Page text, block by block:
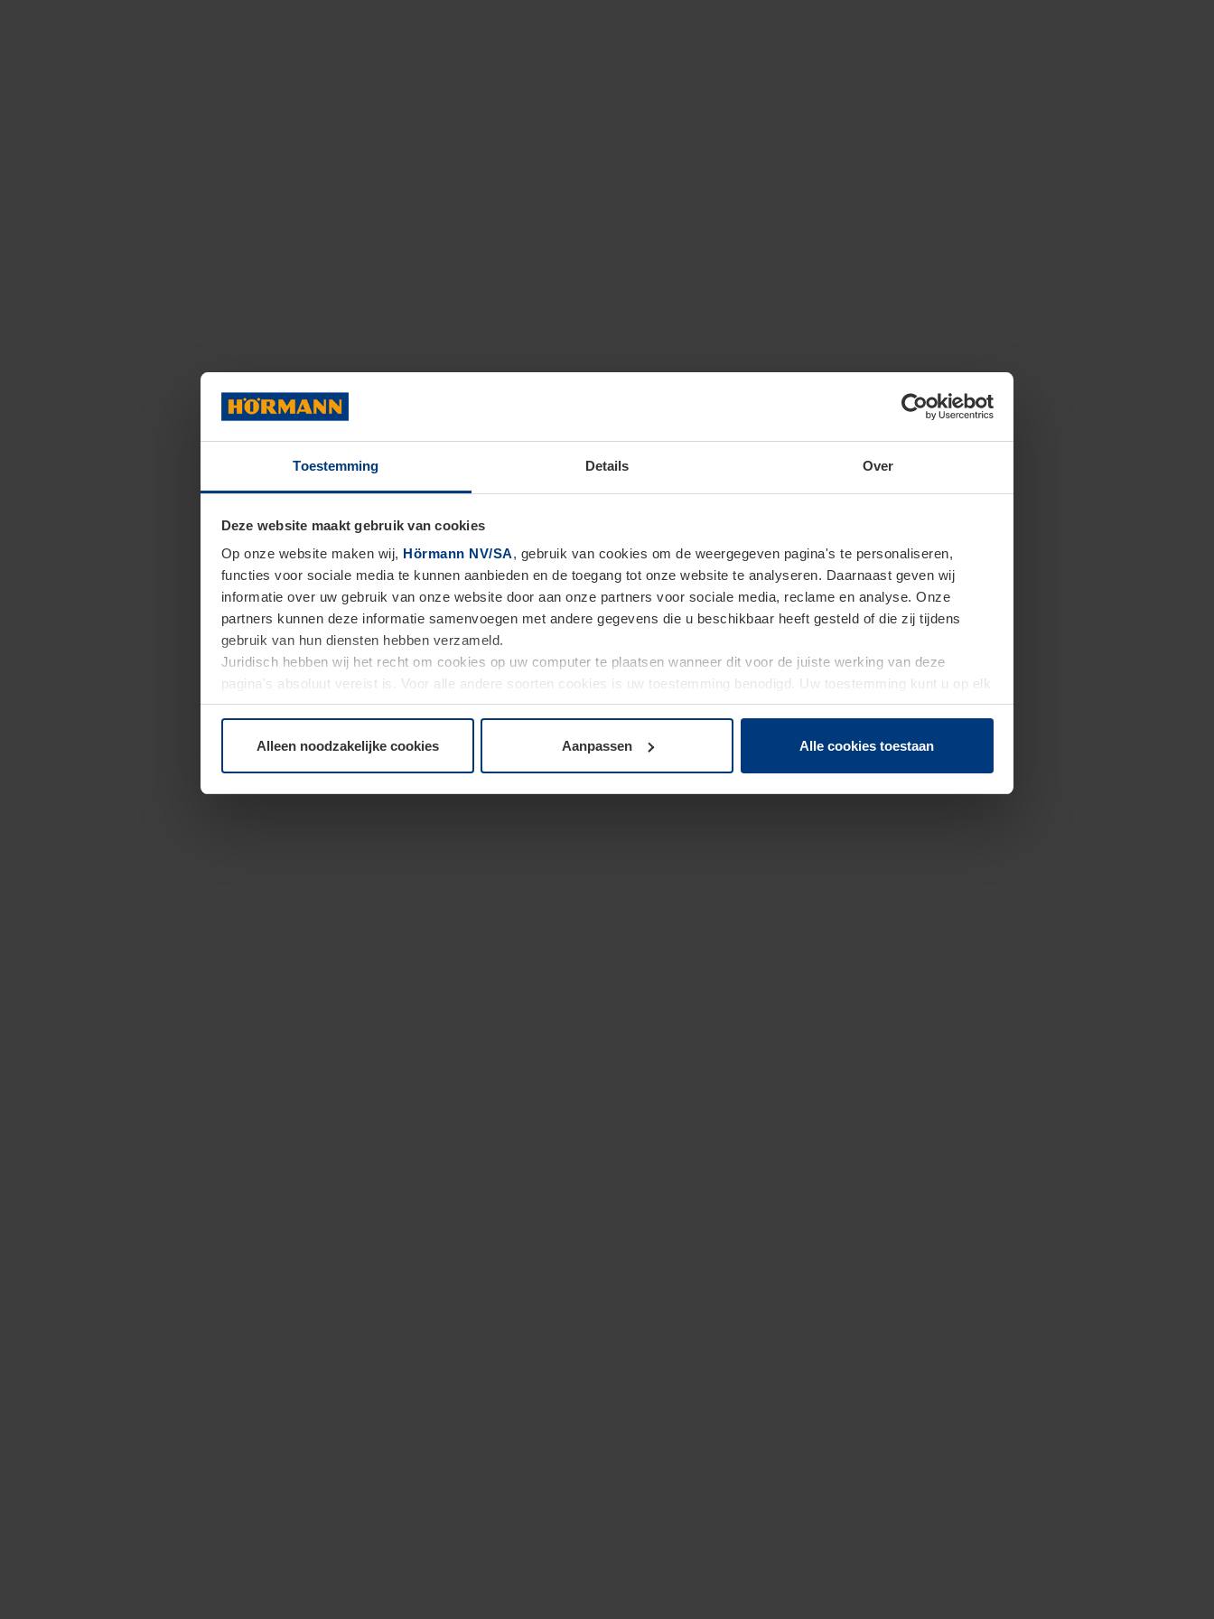
Toestemming Details Over
Deze website maakt gebruik van cookies
Op onze website maken wij, Hörmann NV/SA, gebruik van cookies om de weergegeven pagina's te personaliseren,
functies voor sociale media te kunnen aanbieden en de toegang tot onze website te analyseren. Daarnaast geven wij
informatie over uw gebruik van onze website door aan onze partners voor sociale media, reclame en analyse. Onze
partners kunnen deze informatie samenvoegen met andere gegevens die u beschikbaar heeft gesteld of die zij tijdens
gebruik van hun diensten hebben verzameld.
Juridisch hebben wij het recht om cookies op uw computer te plaatsen wanneer dit voor de juiste werking van deze
pagina's absoluut vereist is. Voor alle andere soorten cookies is uw toestemming benodigd. Uw toestemming kunt u op elk
moment bij de uitleg van de cookies op paginaPrivacyverklaringop onze website wijzigen of herroepen.
Alleen noodzakelijke cookies Aanpassen Alle cookies toestaan